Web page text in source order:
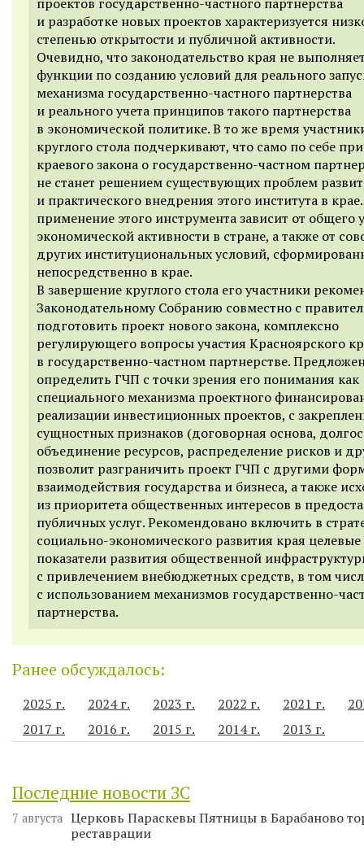
и разработке новых проектов характеризуется
степенью открытости и публичной активности.
Очевидно, что законодательство края не
функции по созданию условий для реального
механизма государственно-частного партнерства
и реального учета принципов такого партнерства
в экономической политике. В то же время
круглого стола подчеркивают, что само по себе
краевого закона о государственно-частном
не станет решением существующих проблем
и практического внедрения этого института в
применение этого инструмента зависит от общего
экономической активности в стране, а также от
других институциональных условий,
непосредственно в крае.
В завершение круглого стола его участники
Законодательному Собранию совместно с
подготовить проект нового закона, комплексно
регулирующего вопросы участия Красноярского
в государственно-частном партнерстве.
определить ГЧП с точки зрения его понимания как
специального механизма проектного
реализации инвестиционных проектов, с
сущностных признаков (договорная основа,
объединение ресурсов, распределение рисков и
позволит разграничить проект ГЧП с другими
взаимодействия государства и бизнеса, а также
из приоритета общественных интересов в
публичных услуг. Рекомендовано включить в
социально-экономического развития края целевые
показатели развития общественной
с привлечением внебюджетных средств, в том
с использованием механизмов государственно-
партнерства.
Ранее обсуждалось:
2025 г. 2024 г. 2023 г. 2022 г. 2021 г.
2017 г.
2016 г. 2015 г. 2014 г. 2013 г.
Последние новости ЗС
7 августа Церковь Параскевы Пятницы в Барабаново
реставрации